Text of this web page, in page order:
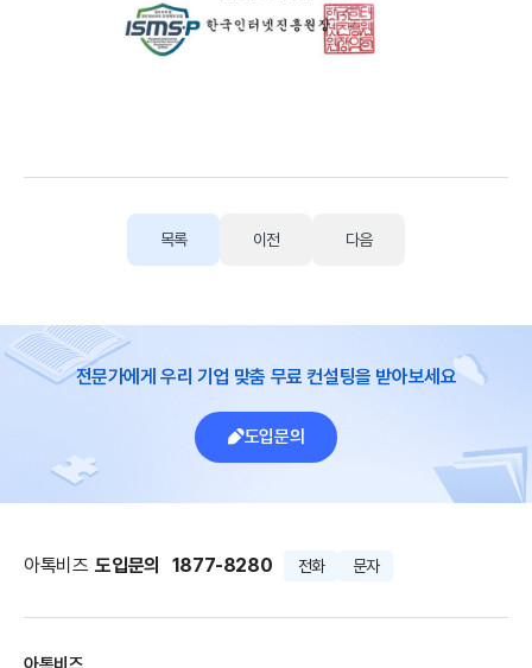
목록 이전 다음
전문가에게 우리 기업 맞춤 무료 컨설팅을 받아보세요
도입문의
아톡비즈 도입문의 1877-8280 전화 문자